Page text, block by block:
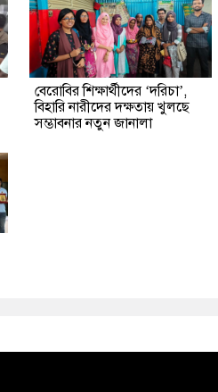
বেরোবির শিক্ষার্থীদের ‘দরিচা’,
বিহারি নারীদের দক্ষতায় খুলছে
সম্ভাবনার নতুন জানালা